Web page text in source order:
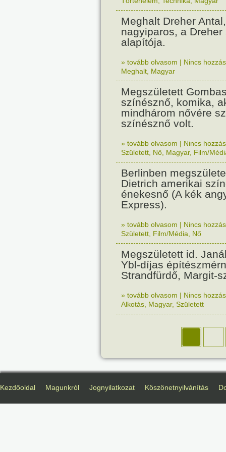
Meghalt Dreher
nagyiparos, a
alapítója.
» tovább olvasom | Nincs
Meghalt Magyar
Megszületett
színésznő, komika,
mindhárom nővére
színésznő volt.
» tovább olvasom | Nincs
Született Nő Magyar, Film/
Berlinben
Dietrich amerikai
énekesnő (A kék
Express).
» tovább olvasom | Nincs
Született Film/Média Nő
Megszületett id.
Ybl-díjas
Strandfürdő, Margit-
» tovább olvasom | Nincs
Alkotás Magyar, Született
Kezdőoldal Magunkról Jognyilatkozat Köszönetnyilvánítás